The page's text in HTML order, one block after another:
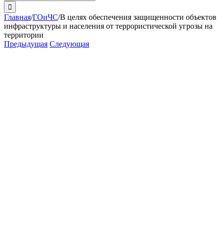
поиска:
Главная/ГОиЧС/В целях обеспечения защищенности объектов
инфраструктуры и населения от террористической угрозы на
территории
Предыдущая Следующая